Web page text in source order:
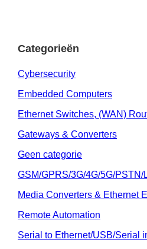
Categorieën
Cybersecurity
Embedded Computers
Ethernet Switches, (WAN)
Gateways & Converters
Geen categorie
GSM/GPRS/3G/4G/5G/PSTN/
Media Converters & Ethernet
Remote Automation
Serial to Ethernet/USB/Serial